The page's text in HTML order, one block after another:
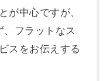
が中心ですが、
フラットなス
スをお伝えする